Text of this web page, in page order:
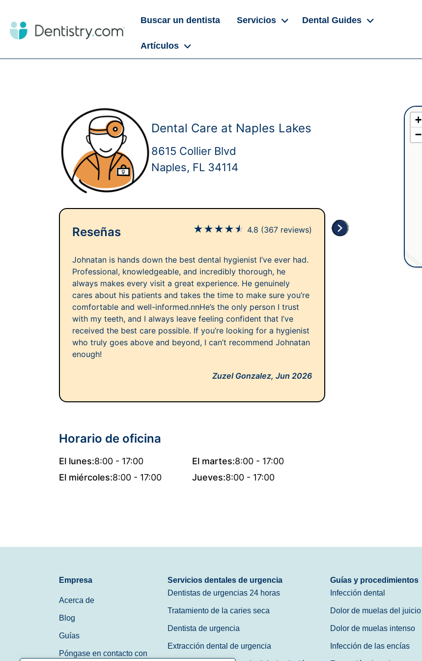
Buscar un dentista Servicios Dental Guides
Artículos
Dental Care at Naples Lakes
8615 Collier Blvd
Naples, FL 34114
Reseñas ★★★★★ 4.8 (367 reviews)
Johnatan is hands down the best dental hygienist I’ve ever had.
Professional, knowledgeable, and incredibly thorough, he
always makes every visit a great experience. He genuinely
cares about his patients and takes the time to make sure you’re
comfortable and well-informed.nnHe’s the only person I trust
with my teeth, and I always leave feeling confident that I’ve
received the best care possible. If you’re looking for a hygienist
who truly goes above and beyond, I can’t recommend Johnatan
enough!
Zuzel Gonzalez,Jun 2026
Horario de oficina
El lunes:8:00 - 17:00 El martes:8:00 - 17:00
El miércoles:8:00 - 17:00 Jueves:8:00 - 17:00
+
−
Empresa
Acerca de
Blog
Guías
Póngase en contacto con
Servicios dentales de urgencia
Dentistas de urgencias 24 horas
Tratamiento de la caries seca
Dentista de urgencia
Extracción dental de urgencia
Guías y procedimientos
Infección dental
Dolor de muelas del juicio
Dolor de muelas intenso
Infección de las encías